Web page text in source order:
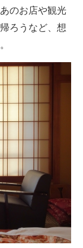
のお店や観光
ろうなど、想